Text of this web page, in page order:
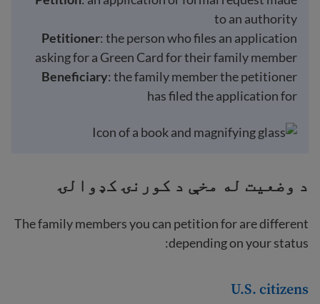
to an authority
Petitioner: the person who files an application
asking for a Green Card for their family member
Beneficiary: the family member the petitioner
has filed the application for
د وضعیت له مخې د کورنۍ کډوالۍ
The family members you can petition for are different
depending on your status:
U.S. citizens